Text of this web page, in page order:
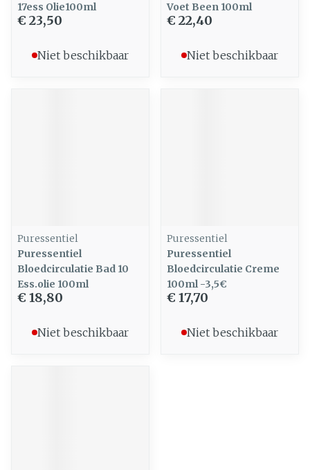
17ess Olie100ml
€ 23,50
Niet beschikbaar
Voet Been 100ml
€ 22,40
Niet beschikbaar
Puressentiel
Puressentiel
Bloedcirculatie Bad 10
Ess.olie 100ml
€ 18,80
Niet beschikbaar
Puressentiel
Puressentiel
Bloedcirculatie Creme
100ml -3,5€
€ 17,70
Niet beschikbaar